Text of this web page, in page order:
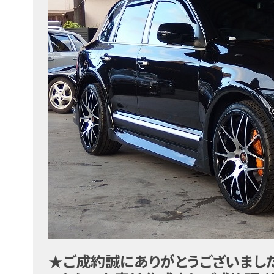
★ご成約誠にありがとうございま